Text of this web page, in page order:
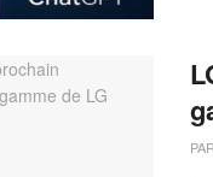
PAR